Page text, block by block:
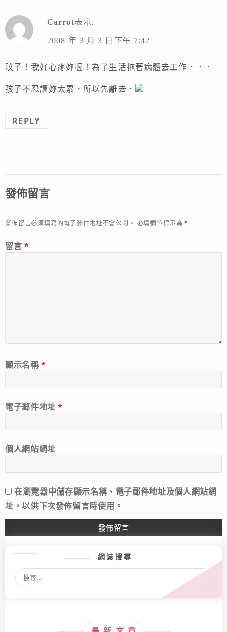
Carrot表示:
2008 年 3 月 3 日下午 7:42
玟子！我好心疼妳喔！為了生活拖著病體去工作．．．
孩子不忍讓妳太累，所以先離去．
REPLY
發佈留言
發佈留言必須填寫的電子郵件地址不會公開。 必填欄位標示為*
留言 *
顯示名稱*
電子郵件地址*
個人網站網址
在瀏覽器中儲存顯示名稱、電子郵件地址及個人網站網
址，以供下次發佈留言時使用。
網誌搜尋